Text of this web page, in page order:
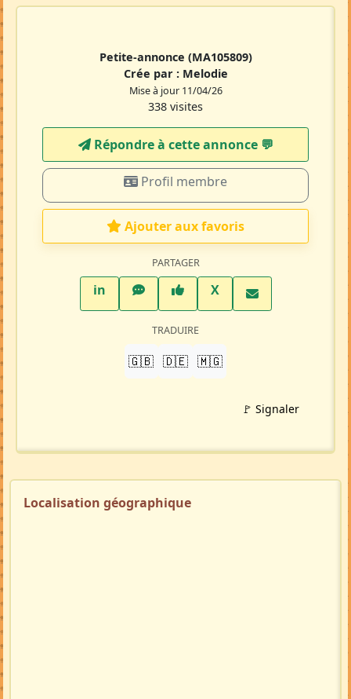
Petite-annonce (MA105809)
Crée par : Melodie
Mise à jour 11/04/26
338 visites
Répondre à cette annonce 💬​
Profil membre
Ajouter aux favoris
PARTAGER
inLinkedInWhatsAppFacebook
XTwitter X
TRADUIRE
🇬🇧 🇩🇪 🇲🇬
🚩 Signaler
Localisation géographique